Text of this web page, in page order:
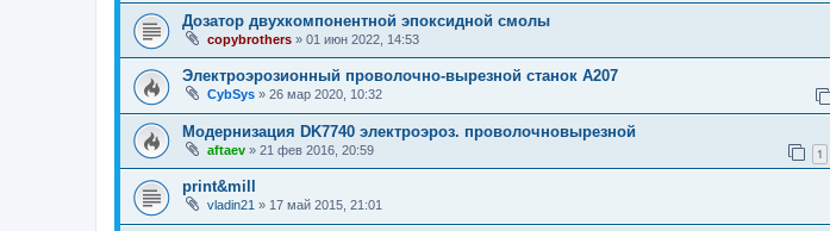
Дозатор двухкомпонентной эпоксидной смолы
copybrothers » 01 июн 2022, 14:53
Электроэрозионный проволочно-вырезной станок А207
CybSys » 26 мар 2020, 10:32
Модернизация DK7740 электроэроз. проволочновырезной
aftaev » 21 фев 2016, 20:59 1
print&mill
vladin21 » 17 май 2015, 21:01